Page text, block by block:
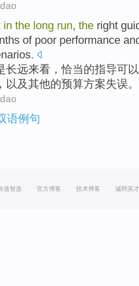
in the long run, the right
of poor performance
.
长远来看，恰当的指导可以
， 以及其他的预算方案失误。
语例句
道智选 官方博客 技术博客 诚聘英才